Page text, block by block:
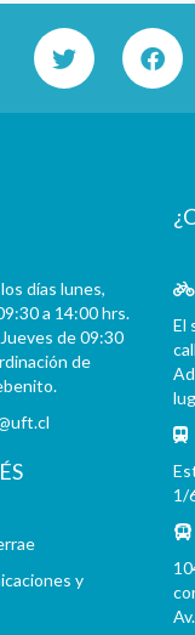
días lunes,
a 14:00 hrs.
de 09:30
de
y
El
1/